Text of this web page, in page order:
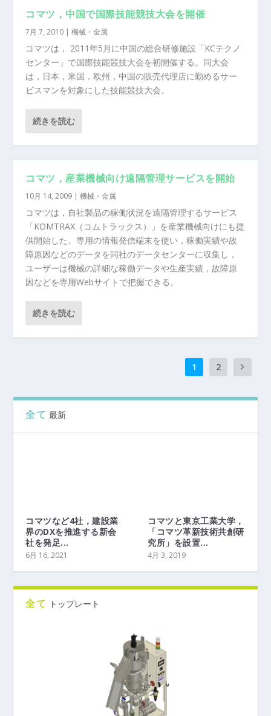
コマツ，中国で国際技能競技大会を開催
7月 7, 2010 |機械・金属
コマツは， 2011年5月に中国の総合研修施設「KCテクノ
センター」で国際技能競技大会を初開催する。同大会
は，日本，米国，欧州，中国の販売代理店に勤めるサー
ビスマンを対象にした技能競技大会。
続きを読む
コマツ，産業機械向け遠隔管理サービスを開始
10月 14, 2009 |機械・金属
コマツは，自社製品の稼働状況を遠隔管理するサービス
「KOMTRAX（コムトラックス）」を産業機械向けにも提
供開始した。専用の情報発信端末を使い，稼働実績や故
障原因などのデータを同社のデータセンターに収集し，
ユーザーは機械の詳細な稼働データや生産実績，故障原
因などを専用Webサイトで把握できる。
続きを読む
1 2
全て 最新
コマツなど4社，建設業
界のDXを推進する新会
社を発足...
6月 16, 2021
コマツと東京工業大学，
「コマツ革新技術共創研
究所」を設置...
4月 3, 2019
全て トップレート